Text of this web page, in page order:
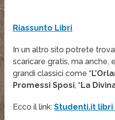
Riassunto Libri
In un altro sito potrete
scaricare gratis, ma anche,
grandi classici come “
Promessi Sposi, “La
Ecco il link:Studenti.it libri